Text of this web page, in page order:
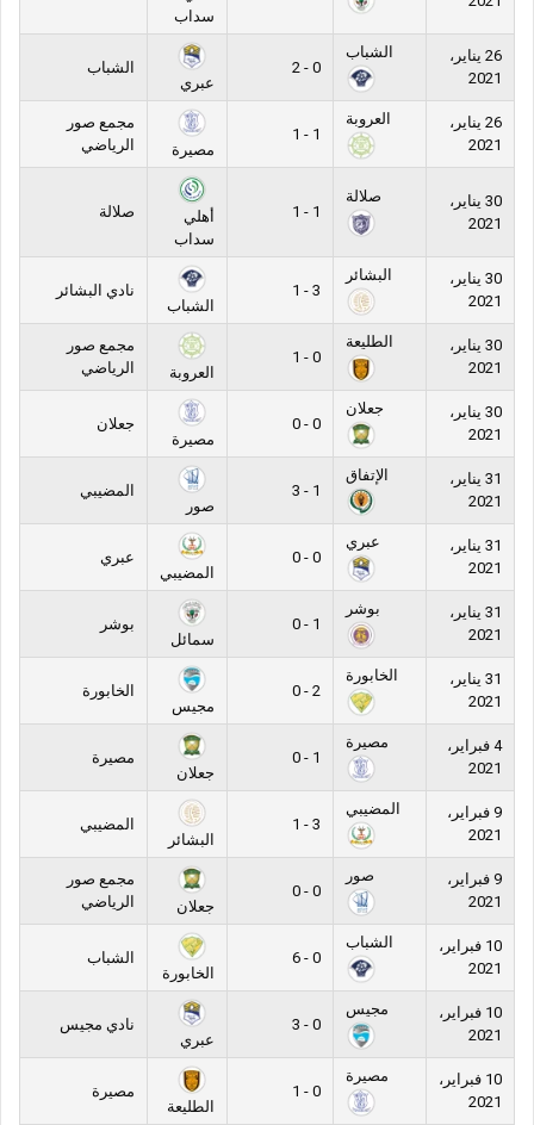
سداب
26 يناير،
2021
الشباب
0 - 2
عبري
الشباب
26 يناير،
2021
العروبة
1 - 1
مصيرة
مجمع صور
الرياضي
30 يناير،
2021
صلالة
1 - 1
أهلي
سداب
صلالة
30 يناير،
2021
البشائر
3 - 1
الشباب
نادي البشائر
30 يناير،
2021
الطليعة
0 - 1
العروبة
مجمع صور
الرياضي
30 يناير،
2021
جعلان
0 - 0
مصيرة
جعلان
31 يناير،
2021
الإتفاق
1 - 3
صور
المضيبي
31 يناير،
2021
عبري
0 - 0
المضيبي
عبري
31 يناير،
2021
بوشر
1 - 0
سمائل
بوشر
31 يناير،
2021
الخابورة
2 - 0
مجيس
الخابورة
4 فبراير،
2021
مصيرة
1 - 0
جعلان
مصيرة
9 فبراير،
2021
المضيبي
3 - 1
البشائر
المضيبي
9 فبراير،
2021
صور
0 - 0
جعلان
مجمع صور
الرياضي
10 فبراير،
2021
الشباب
0 - 6
الخابورة
الشباب
10 فبراير،
2021
مجيس
0 - 3
عبري
نادي مجيس
10 فبراير،
2021
مصيرة
0 - 1
الطليعة
مصيرة